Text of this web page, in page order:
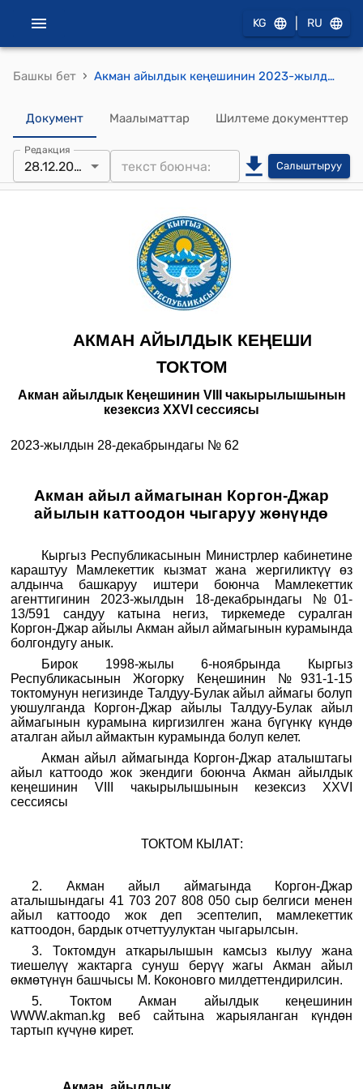
KG RU
Башкы бет › Акман айылдык кеңешинин 2023-жылдын 28-декабрындагы № 62 "Акман айыл аймагынан Коргон-Джар айылын каттоодон чыгаруу жөнүндө" токтому
Документ Маалыматтар Шилтеме документтер
Редакция
28.12.2023 Салыштыруу